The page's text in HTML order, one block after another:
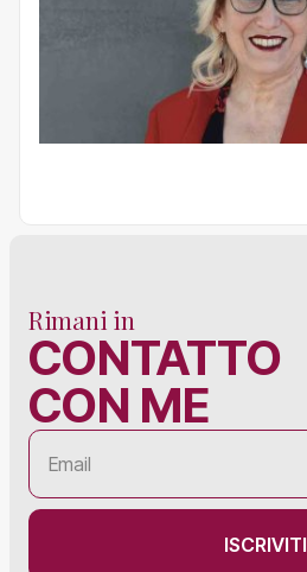
Rimani in
CONTATTO
CON ME
ISCRIVITI